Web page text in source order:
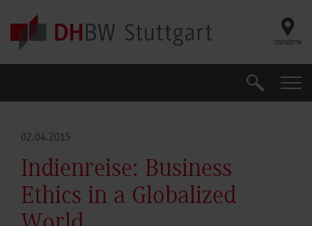
Skip to main content
Standorte
Suche
02.04.2015
Indienreise: Business
Ethics in a Globalized